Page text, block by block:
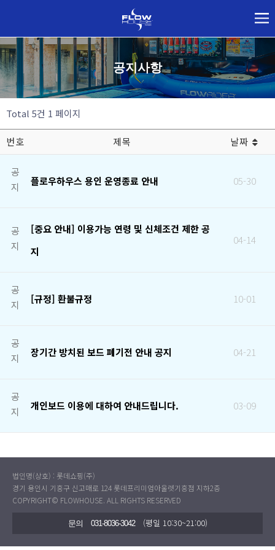
공지사항
Total 5건 1 페이지
번호 제목 날짜
공
지
플로우하우스 용인 운영종료 안내 05-30
공
지
[중요 안내] 이용가능 연령 및 신체조건 제한 공
지
04-14
공
지
[규정] 환불규정 10-01
공
지
장기간 방치된 보드 폐기전 안내 공지 04-21
공
지
개인보드 이용에 대하여 안내드립니다. 03-09
법인명(상호) : 롯데쇼핑(주)
경기 용인시 기흥구 신고매로 124 롯데프리미엄아울렛기흥점 지하2층
COPYRIGHT© FLOWHOUSE. ALL RIGHTS RESERVED
문의 031-8036-3042 (평일 10:30~21:00)